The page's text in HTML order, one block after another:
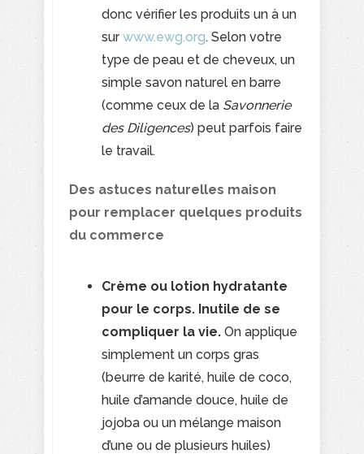
donc vérifier les produits un à un
surwww.ewg.org. Selon votre
type de peau et de cheveux, un
simple savon naturel en barre
(comme ceux de la Savonnerie
des Diligences) peut parfois faire
le travail.
Des astuces naturelles maison
pour remplacer quelques produits
du commerce
Crème ou lotion hydratante
pour le corps. Inutile de se
compliquer la vie. On applique
simplement un corps gras
(beurre de karité, huile de coco,
huile d’amande douce, huile de
jojoba ou un mélange maison
d’une ou de plusieurs huiles)